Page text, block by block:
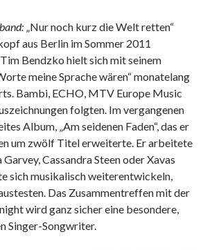
„Nur noch kurz die Welt retten“
aus Berlin im Sommer 2011
Bendzko hielt sich mit seinem
meine Sprache wären“ monatelang
Bambi, ECHO, MTV Europe Music
folgten. Im vergangenen
Album, „Am seidenen Faden“, das er
um zwölf Titel erweiterte. Er arbeitete
Cassandra Steen oder Xavas
sich musikalisch weiterentwickeln,
Das Zusammentreffen mit der
wird ganz sicher eine besondere,
Singer-Songwriter.